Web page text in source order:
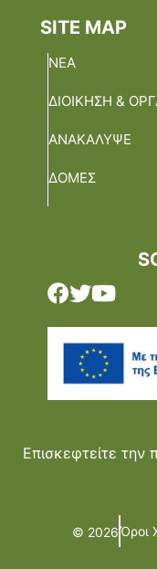
SITE MAP
ΝΕΑ
ΔΙΟΙΚΗΣΗ &
ΑΝΑΚΑΛΥΨΕ
ΔΟΜΕΣ
Επισκεφτείτε την
© 2026Όροι